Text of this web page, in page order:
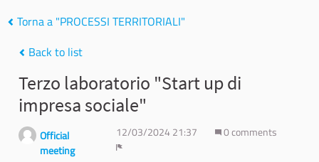
Torna a "PROCESSI TERRITORIALI"
Back to list
Terzo laboratorio "Start up di
impresa sociale"
Official
meeting
12/03/2024 21:37
0 comments